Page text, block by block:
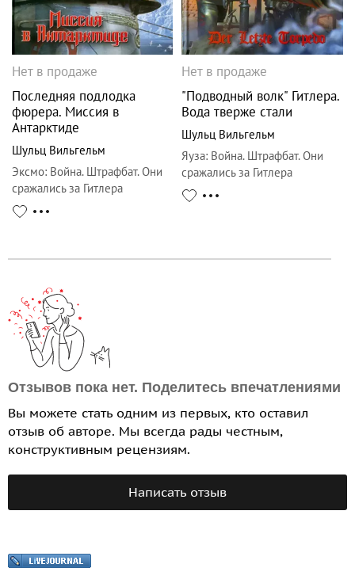
Нет в продаже
Последняя подлодка
фюрера. Миссия в
Антарктиде
Шульц Вильгельм
Эксмо: Война. Штрафбат. Они
сражались за Гитлера
Нет в продаже
"Подводный волк" Гитлера.
Вода тверже стали
Шульц Вильгельм
Яуза: Война. Штрафбат. Они
сражались за Гитлера
Отзывов пока нет. Поделитесь впечатлениями
Вы можете стать одним из первых, кто оставил
отзыв об авторе. Мы всегда рады честным,
конструктивным рецензиям.
Написать отзыв